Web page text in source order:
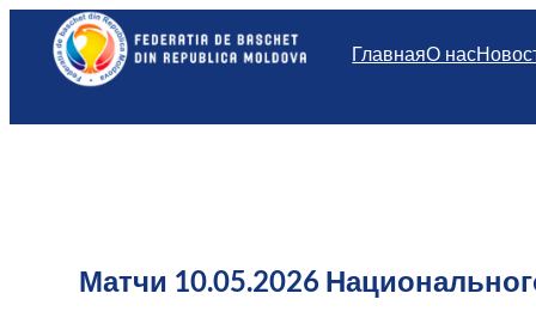
Перейти
содержимому
ГлавнаяО нас
Матчи 10.05.2026